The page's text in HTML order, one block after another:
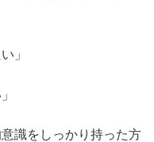
」
識をしっかり持った方